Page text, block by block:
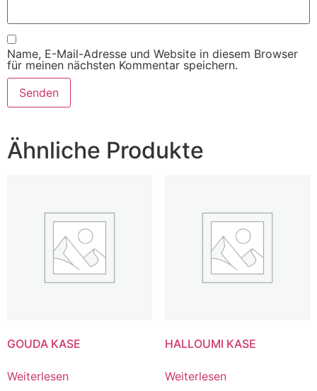
Name, E-Mail-Adresse und Website in diesem Browser
für meinen nächsten Kommentar speichern.
Ähnliche Produkte
GOUDA KASE
Weiterlesen
HALLOUMI KASE
Weiterlesen